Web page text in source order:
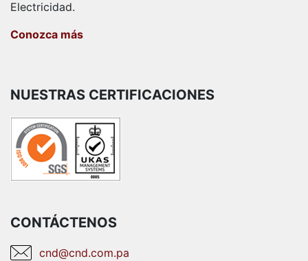
Electricidad.
Conozca más
NUESTRAS CERTIFICACIONES
CONTÁCTENOS
cnd@cnd.com.pa